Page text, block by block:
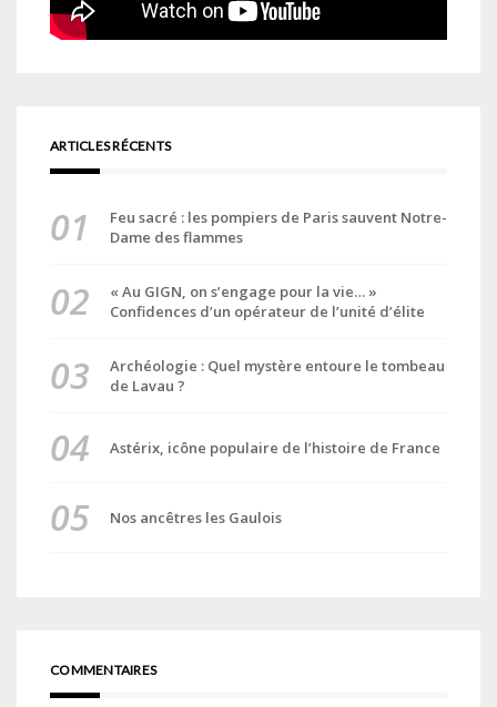
ARTICLES RÉCENTS
Feu sacré : les pompiers de Paris sauvent Notre-
Dame des flammes
« Au GIGN, on s’engage pour la vie… »
Confidences d’un opérateur de l’unité d’élite
Archéologie : Quel mystère entoure le tombeau
de Lavau ?
Astérix, icône populaire de l’histoire de France
Nos ancêtres les Gaulois
COMMENTAIRES